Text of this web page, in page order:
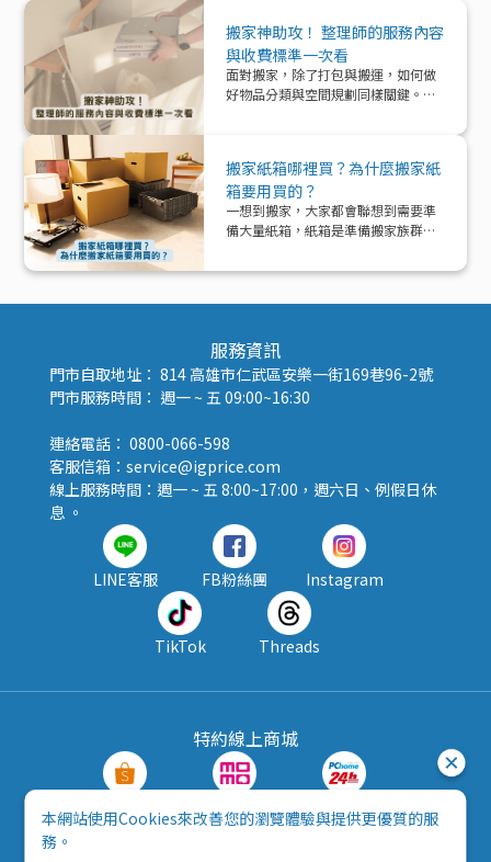
搬家神助攻！ 整理師的服務內容
與收費標準一次看
面對搬家，除了打包與搬運，如何做
好物品分類與空間規劃同樣關鍵。本
一次解析！
搬家紙箱哪裡買？為什麼搬家紙
箱要用買的？
一想到搬家，大家都會聯想到需要準
備大量紙箱，紙箱是準備搬家族群的
服務資訊
門市自取地址： 814 高雄市仁武區安樂一街169巷96-2號
門市服務時間： 週一 ~ 五 09:00~16:30
連絡電話： 0800-066-598
客服信箱：service@igprice.com
線上服務時間：週一 ~ 五 8:00~17:00，週六日、例假日休
息 。
LINE客服 FB粉絲團 Instagram
TikTok Threads
特約線上商城
本網站使用Cookies來改善您的瀏覽體驗與提供更優質的服
務。